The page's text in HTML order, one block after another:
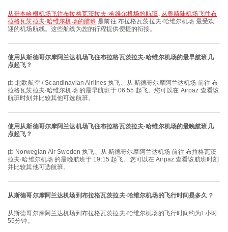
从哥本哈根机场飞往布拉格瓦茨拉夫·哈维尔机场的航班, 从奥斯陆机场飞往布
拉格瓦茨拉夫·哈维尔机场的航班 是前往 布拉格瓦茨拉夫·哈维尔机场 最受欢
迎的机场航线。这些航线为您的行程提供便捷的衔接。
使用从斯德哥尔摩阿兰达机场飞往布拉格瓦茨拉夫·哈维尔机场的最早航班几
点起飞？
由 北欧航空 / Scandinavian Airlines 执飞、从 斯德哥尔摩阿兰达机场 前往 布
拉格瓦茨拉夫·哈维尔机场 的最早航班于 06:55 起飞。您可以在 Airpaz 查看该
航班时刻并比较其他可选航班。
使用从斯德哥尔摩阿兰达机场飞往布拉格瓦茨拉夫·哈维尔机场的最晚航班几
点起飞？
由 Norwegian Air Sweden 执飞、从 斯德哥尔摩阿兰达机场 前往 布拉格瓦茨
拉夫·哈维尔机场 的最晚航班于 19:15 起飞。您可以在 Airpaz 查看该航班时刻
并比较其他可选航班。
从斯德哥尔摩阿兰达机场到布拉格瓦茨拉夫·哈维尔机场的飞行时间是多久？
从斯德哥尔摩阿兰达机场到布拉格瓦茨拉夫·哈维尔机场的飞行时间约为1小时
55分钟。